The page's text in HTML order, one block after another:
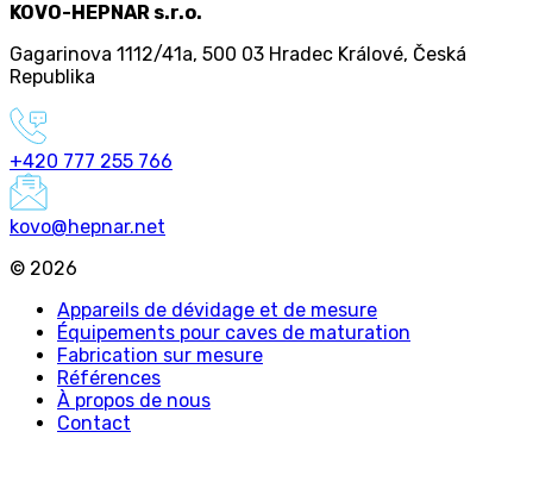
KOVO-HEPNAR s.r.o.
Gagarinova 1112/41a, 500 03 Hradec Králové, Česká
Republika
+420 777 255 766
kovo@hepnar.net
© 2026
Appareils de dévidage et de mesure
Équipements pour caves de maturation
Fabrication sur mesure
Références
À propos de nous
Contact